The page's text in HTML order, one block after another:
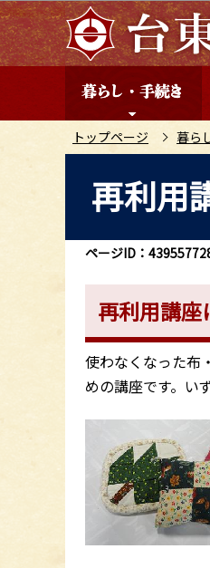
こ
の
ペ
トップページ 暮ら
こ
再利用
ページID：
再利用講座
使わなくなった布
めの講座です。い